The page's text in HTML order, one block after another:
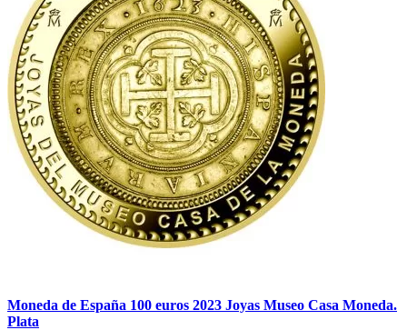
Moneda de España 100 euros 2023 Joyas Museo Casa Moneda.
Plata